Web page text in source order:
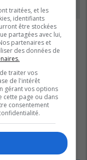
traitées, et les
identifiants
être stockées
partagées avec lui,
partenaires et
des données de
traiter vos
de l'intérêt
gérant vos options
cette page ou dans
consentement